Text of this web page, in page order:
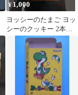
¥1,000
ヨッシーのたまご ヨッ
シーのクッキー 2本セ
ット 【動作確認済】 フ
ァミコン